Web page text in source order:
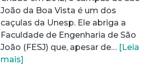
João da Boa Vista é um dos
caçulas da Unesp. Ele abriga a
Faculdade de Engenharia de São
João (FESJ) que, apesar de… [Leia
mais]